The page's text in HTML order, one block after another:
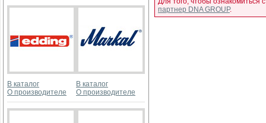
В каталог
О производителе
В каталог
О производителе
партнер DNA GROUP.